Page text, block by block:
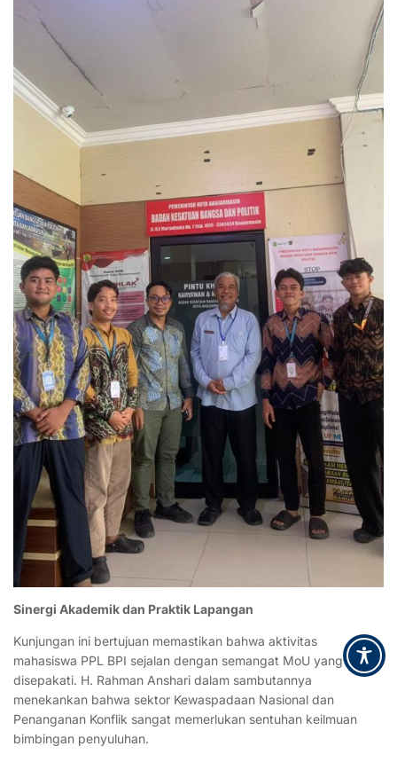
Sinergi Akademik dan Praktik Lapangan
Kunjungan ini bertujuan memastikan bahwa aktivitas
mahasiswa PPL BPI sejalan dengan semangat MoU yang telah
disepakati. H. Rahman Anshari dalam sambutannya
menekankan bahwa sektor Kewaspadaan Nasional dan
Penanganan Konflik sangat memerlukan sentuhan keilmuan
bimbingan penyuluhan.